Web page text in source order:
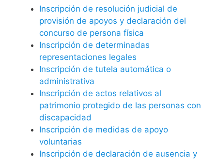
Inscripción de resolución judicial de
provisión de apoyos y declaración del
concurso de persona física
Inscripción de determinadas
representaciones legales
Inscripción de tutela automática o
administrativa
Inscripción de actos relativos al
patrimonio protegido de las personas con
discapacidad
Inscripción de medidas de apoyo
voluntarias
Inscripción de declaración de ausencia y